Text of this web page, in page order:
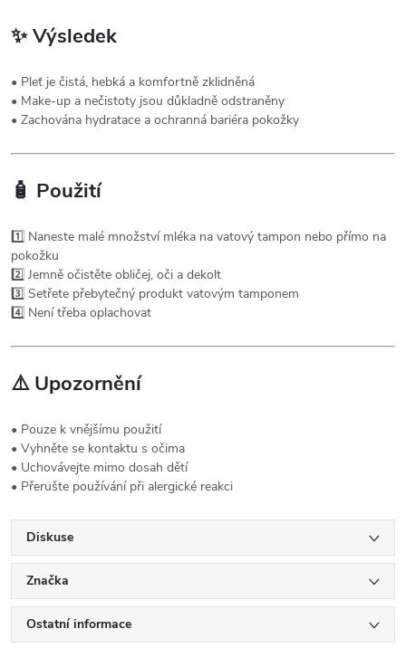
✨Výsledek
• Pleť je čistá, hebká a komfortně zklidněná
• Make-up a nečistoty jsou důkladně odstraněny
• Zachována hydratace a ochranná bariéra pokožky
🧴 Použití
1️⃣ Naneste malé množství mléka na vatový tampon nebo přímo na
pokožku
2️⃣ Jemně očistěte obličej, oči a dekolt
3️⃣ Setřete přebytečný produkt vatovým tamponem
4️⃣ Není třeba oplachovat
⚠️ Upozornění
• Pouze k vnějšímu použití
• Vyhněte se kontaktu s očima
• Uchovávejte mimo dosah dětí
• Přerušte používání při alergické reakci
Diskuse
Značka
Ostatní informace